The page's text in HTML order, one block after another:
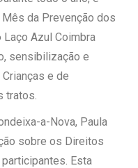
da Prevenção dos
Laço Azul Coimbra
sensibilização e
e de
tratos.
a-Nova, Paula
sobre os Direitos
Esta